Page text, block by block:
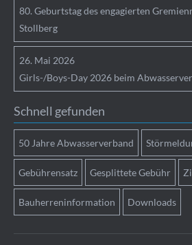
80. Geburtstag des engagierten
Stollberg
26. Mai 2026
Girls-/Boys-Day 2026 beim
Schnell gefunden
50 Jahre Abwasserverband
Gebührensatz Gesplittete Gebühr
Bauherreninformation Downloads